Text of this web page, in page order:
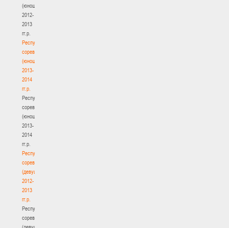
(юноши)
2012-
2013
гг.р.
Республиканские
соревнования
(юноши)
2013-
2014
гг.р.
Республиканские
соревнования
(юноши)
2013-
2014
гг.р.
Республиканские
соревнования
(девушки)
2012-
2013
гг.р.
Республиканские
соревнования
(девушки)